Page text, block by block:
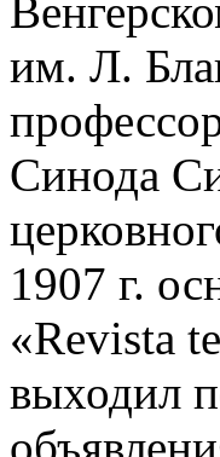
им. Л.
Синода
1907 г.
«Revista
выходил